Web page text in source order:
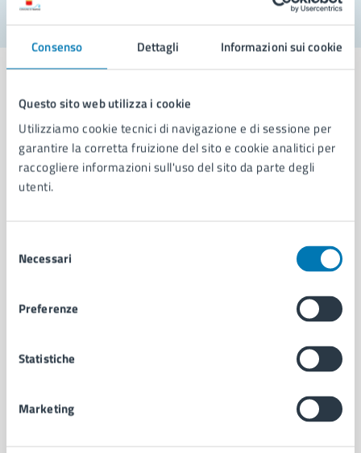
Consenso Dettagli Informazioni sui cookie
Questo sito web utilizza i cookie
Utilizziamo cookie tecnici di navigazione e di sessione per
garantire la corretta fruizione del sito e cookie analitici per
raccogliere informazioni sull'uso del sito da parte degli
utenti.
delNecessari
Preferenze
Statistiche
Marketing
Comune di Napoli
AMMINISTRAZIONE
Municipalità
Uffici
Politici
Intranet, posta aziendale e protocollo
CATEGORIE DI SERVIZIO